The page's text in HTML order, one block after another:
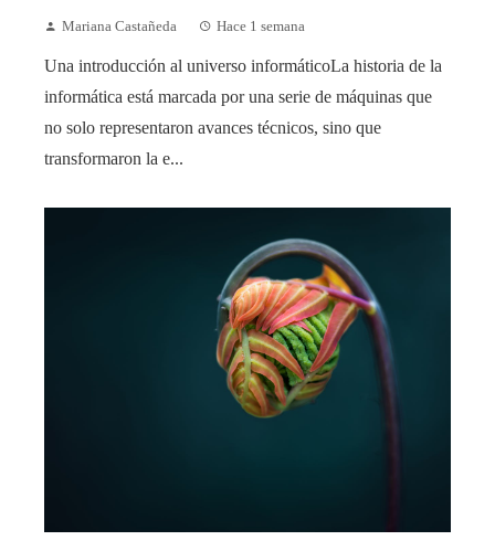
Mariana Castañeda Hace 1 semana
Una introducción al universo informáticoLa historia de la
informática está marcada por una serie de máquinas que
no solo representaron avances técnicos, sino que
transformaron la e...